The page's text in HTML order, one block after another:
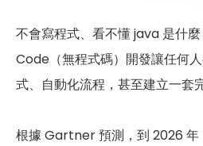
不會寫程式、看不懂 java 是什
Code（無程式碼）開發讓任何
式、自動化流程，甚至建立一套
根據 Gartner 預測，到 2026 年